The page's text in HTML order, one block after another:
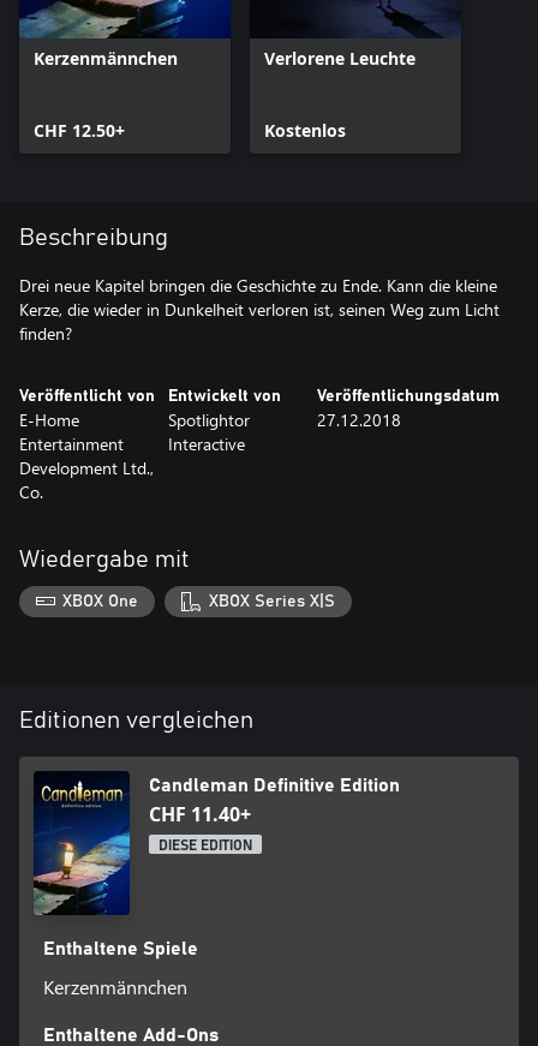
Kerzenmännchen
CHF 12.50+
Verlorene Leuchte
Kostenlos
Beschreibung
Drei neue Kapitel bringen die Geschichte zu Ende. Kann die kleine
Kerze, die wieder in Dunkelheit verloren ist, seinen Weg zum Licht
finden?
Veröffentlicht von
E-Home
Entertainment
Development Ltd.,
Co.
Entwickelt von
Spotlightor
Interactive
Veröffentlichungsdatum
27.12.2018
Wiedergabe mit
XBOX One XBOX Series X|S
Editionen vergleichen
Candleman Definitive Edition
CHF 11.40+
DIESE EDITION
Enthaltene Spiele
Kerzenmännchen
Enthaltene Add-Ons